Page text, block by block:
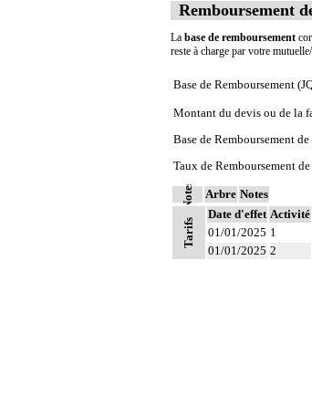
Remboursement
La base de remboursement
reste à charge par votre
Base de Remboursement
Montant du devis ou de la
Base de Remboursement
Taux de Remboursement
Notes Arbre Notes
Tarifs
Date d'effet Activité
01/01/2025 1
01/01/2025 2